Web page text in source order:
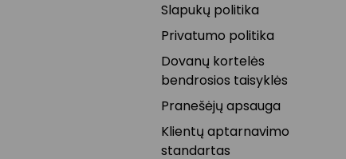
Slapukų politika
Privatumo politika
Dovanų kortelės
bendrosios taisyklės
Pranešėjų apsauga
Klientų aptarnavimo
standartas